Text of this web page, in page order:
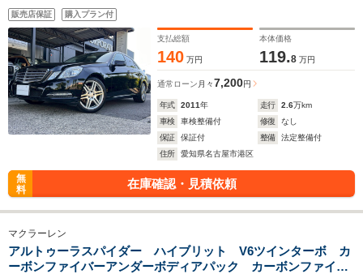
ー メモリーパワーシート ディストロニックプラス ユピテルレ
ーダー タイヤ空気圧警告システム ダイレクトコントロール
サスペンション
販売店保証 購入プラン付
支払総額
140 万円
本体価格
119.8 万円
通常ローン 月々7,200円
年式 2011年 走行 2.6万km
車検
車検整備付 修復
なし
保証
保証付 整備
法定整備付
住所
愛知県名古屋市港区
無
料
在庫確認・見積依頼
マクラーレン
アルトゥーラスパイダー ハイブリット V6ツインターボ カ
ーボンファイバーアンダーボディアパック カーボンファイバ